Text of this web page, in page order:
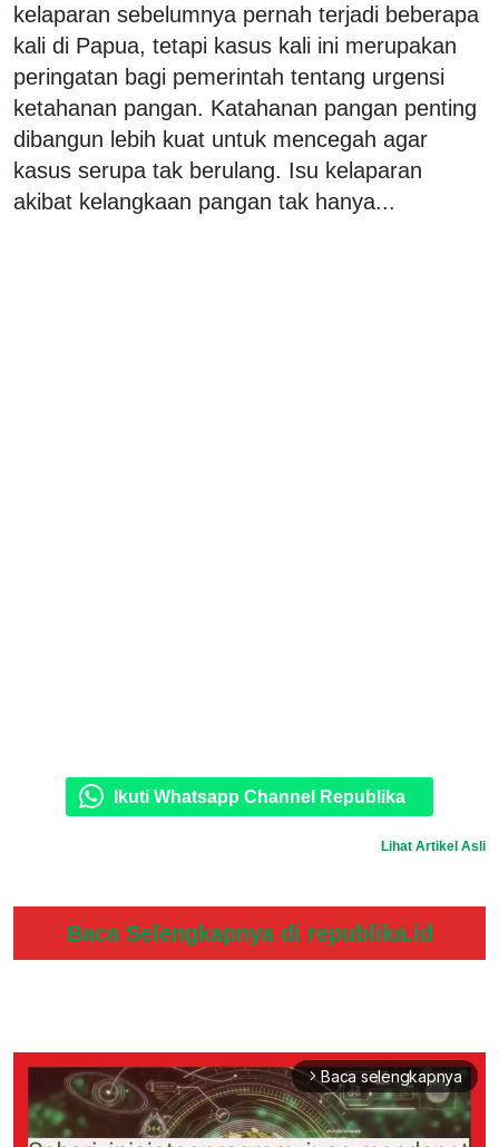
kelaparan sebelumnya pernah terjadi beberapa
kali di Papua, tetapi kasus kali ini merupakan
peringatan bagi pemerintah tentang urgensi
ketahanan pangan. Katahanan pangan penting
dibangun lebih kuat untuk mencegah agar
kasus serupa tak berulang. Isu kelaparan
akibat kelangkaan pangan tak hanya...
Ikuti Whatsapp Channel Republika
Lihat Artikel Asli
Baca Selengkapnya di republika.id
arrow_forward_ios Baca selengkapnya